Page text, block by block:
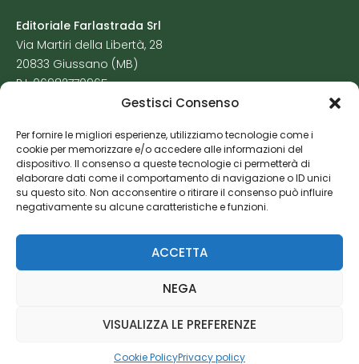
Gestisci Consenso
Per fornire le migliori esperienze, utilizziamo tecnologie come i
cookie per memorizzare e/o accedere alle informazioni del
dispositivo. Il consenso a queste tecnologie ci permetterà di
elaborare dati come il comportamento di navigazione o ID unici
su questo sito. Non acconsentire o ritirare il consenso può influire
negativamente su alcune caratteristiche e funzioni.
ACCETTA
NEGA
VISUALIZZA LE PREFERENZE
Cookie PolicyPrivacy policy
Editoriale Farlastrada Srl
Via Martiri della Libertà, 28
20833 Giussano (MB)
P.I. 06982770965
Cookie Policy
Risorse Aggiuntive